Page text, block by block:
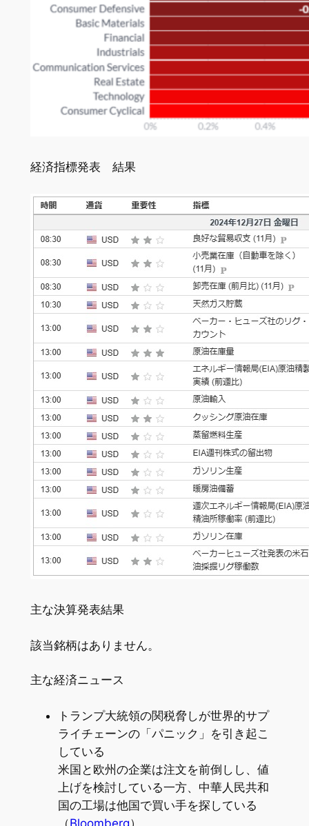
経済指標発表 結果
主な決算発表結果
該当銘柄はありません。
主な経済ニュース
トランプ大統領の関税脅しが世界的サプ
ライチェーンの「パニック」を引き起こ
している
米国と欧州の企業は注文を前倒しし、値
上げを検討している一方、中華人民共和
国の工場は他国で買い手を探している